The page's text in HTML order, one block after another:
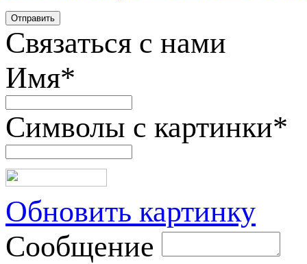
Связаться с нами
Имя*
Символы с картинки*
Обновить картинку
Сообщение